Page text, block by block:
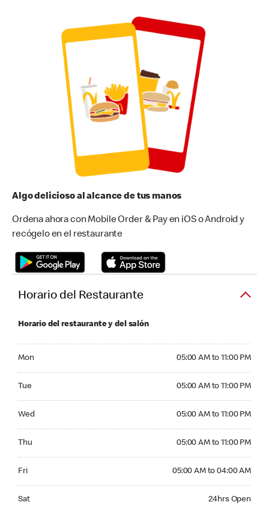
Algo delicioso al alcance de tus manos
Ordena ahora con Mobile Order & Pay en iOS o Android y
recógelo en el restaurante
Horario del Restaurante
Horario del restaurante y del salón
Mon 05:00 AM to 11:00 PM
Tue 05:00 AM to 11:00 PM
Wed 05:00 AM to 11:00 PM
Thu 05:00 AM to 11:00 PM
Fri 05:00 AM to 04:00 AM
Sat 24hrs Open